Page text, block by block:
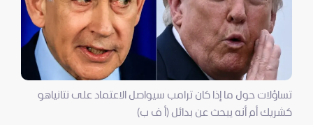
تساؤلات حول ما إذا كان ترامب سيواصل الاعتماد على نتانياهو
كشريك أم أنه يبحث عن بدائل (أ ف ب)